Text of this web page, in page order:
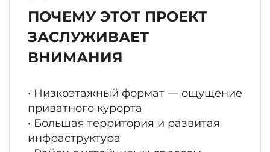
ПОЧЕМУ ЭТОТ ПРОЕКТ
ЗАСЛУЖИВАЕТ
ВНИМАНИЯ
• Низкоэтажный формат — ощущение
приватного курорта
• Большая территория и развитая
инфраструктура